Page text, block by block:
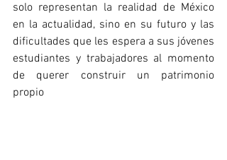
solo representan la realidad de México
en la actualidad, sino en su futuro y las
dificultades que les espera a sus jóvenes
estudiantes y trabajadores al momento
de querer construir un patrimonio
propio